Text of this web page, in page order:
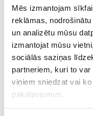
Mēs izmantojam
reklāmas,
un analizētu mūsu
izmantojat mūsu
sociālās saziņas
partneriem, kuri to
viņiem sniedzat vai
pakalpojumus.
€12.64
(2.53 € / 100 ml)
PIEVIENOT